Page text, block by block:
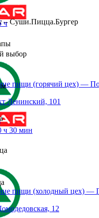
– Суши.Пицца.Бургер
выбор
ч
пищи (горячий цех) —
Ленинский, 101
ч 30 мин
пищи (холодный цех) —
12